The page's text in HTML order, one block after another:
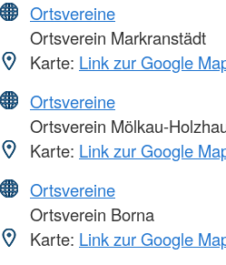
Ortsvereine
Ortsverein Markranstädt
Karte: Link zur Google
Ortsvereine
Ortsverein Mölkau-
Karte: Link zur Google
Ortsvereine
Ortsverein Borna
Karte: Link zur Google